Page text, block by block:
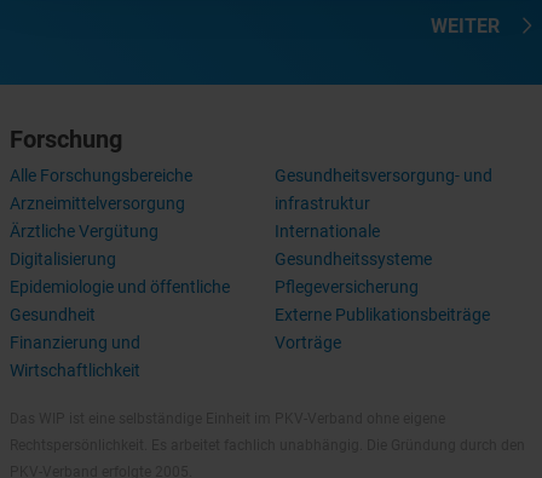
WEITER
Forschung
Alle Forschungsbereiche
Arzneimittelversorgung
Ärztliche Vergütung
Digitalisierung
Epidemiologie und öffentliche
Gesundheit
Finanzierung und
Wirtschaftlichkeit
Gesundheitsversorgung- und
infrastruktur
Internationale
Gesundheitssysteme
Pflegeversicherung
Externe Publikationsbeiträge
Vorträge